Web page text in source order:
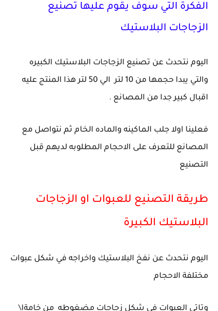
الفكرة التي سوف يقوم عليها تصنيع
الزجاجات البلاستيك
اليوم نتحدث عن تصنيع الزجاجات البلاستيك الكبيره
والتي يبدا حجمها من 10 لتر الي 50 لتر هذا المنتج عليه
اقبال كبير جدا من المصانع .
فعلينا اولا جلب الماكينه والماده الخام ثم نتواصل مع
المصانع للتعرف على الاحجام المطلوبه لديهم قبل
التصنيع
طريقة التصنيع للعبوات او الزجاجات
البلاستيك الكبيرة
اليوم نتحدث عن نفخ البلاستيك واخراجه في شكل عبوات
مختلفة الاحجام
وتاتي العبوات في شكل زجاجات مضغوطه من خامةا\